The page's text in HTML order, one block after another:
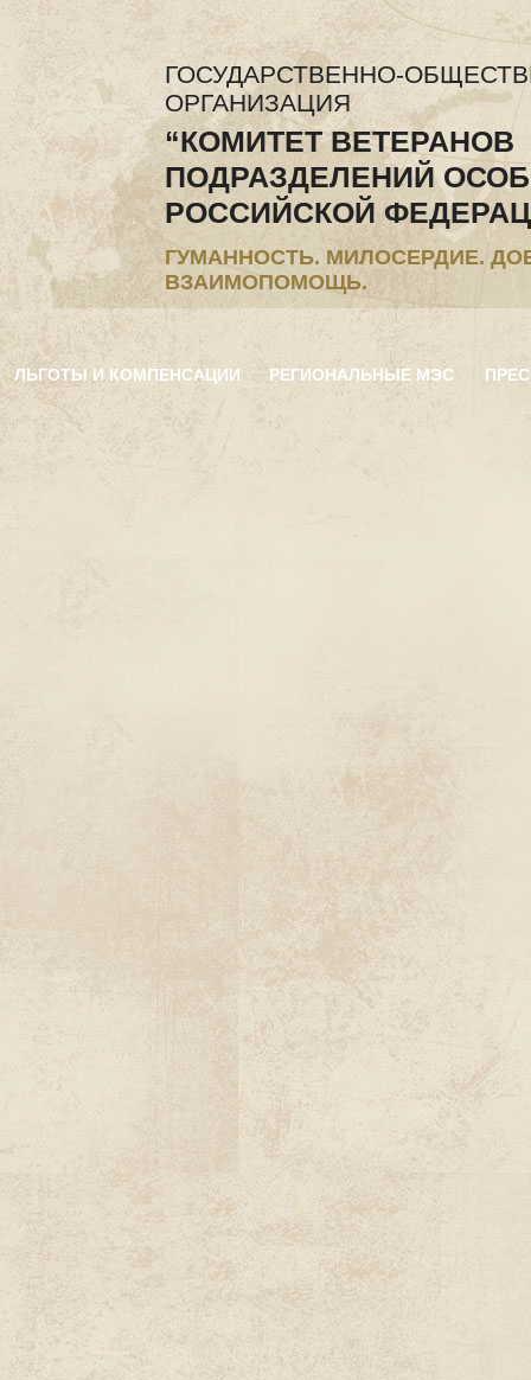
ГОСУДАРСТВЕННО-
ОРГАНИЗАЦИЯ
“КОМИТЕТ ВЕТЕРАНОВ
ПОДРАЗДЕЛЕНИЙ
РОССИЙСКОЙ
ГУМАННОСТЬ. МИЛОСЕРДИЕ.
ВЗАИМОПОМОЩЬ.
ЛЬГОТЫ И КОМПЕНСАЦИИ РЕГИОНАЛЬНЫЕ МЭС